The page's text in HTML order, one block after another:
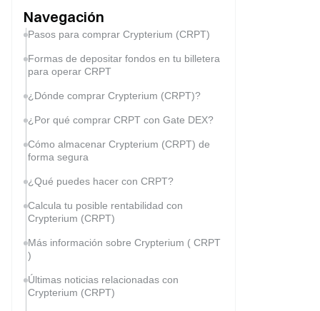
Navegación
Pasos para comprar Crypterium (CRPT)
Formas de depositar fondos en tu billetera
para operar CRPT
¿Dónde comprar Crypterium (CRPT)?
¿Por qué comprar CRPT con Gate DEX?
Cómo almacenar Crypterium (CRPT) de
forma segura
¿Qué puedes hacer con CRPT?
Calcula tu posible rentabilidad con
Crypterium (CRPT)
Más información sobre Crypterium ( CRPT
)
Últimas noticias relacionadas con
Crypterium (CRPT)